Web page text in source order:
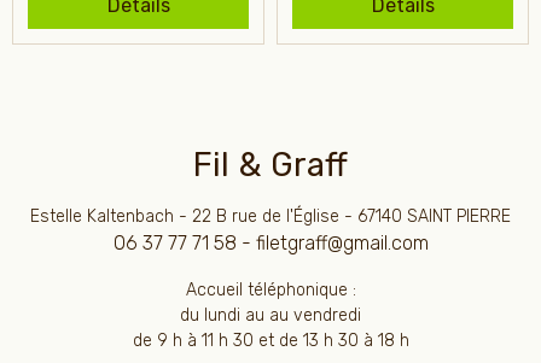
Détails Détails
Fil & Graff
Estelle Kaltenbach - 22 B rue de l'Église - 67140 SAINT PIERRE
06 37 77 71 58 - filetgraff@gmail.com
Accueil téléphonique :
du lundi au au vendredi
de 9 h à 11 h 30 et de 13 h 30 à 18 h